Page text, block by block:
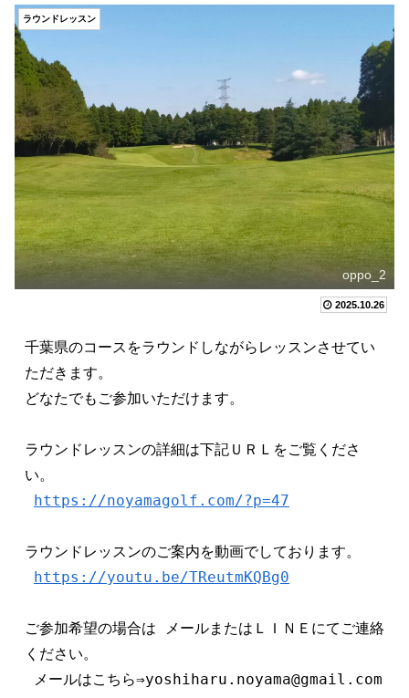
ラウンドレッスン
oppo_2
2025.10.26
千葉県のコースをラウンドしながらレッスンさせてい
ただきます。
どなたでもご参加いただけます。
ラウンドレッスンの詳細は下記ＵＲＬをご覧くださ
い。
https://noyamagolf.com/?p=47
ラウンドレッスンのご案内を動画でしております。
https://youtu.be/TReutmKQBg0
ご参加希望の場合は メールまたはＬＩＮＥにてご連絡
ください。